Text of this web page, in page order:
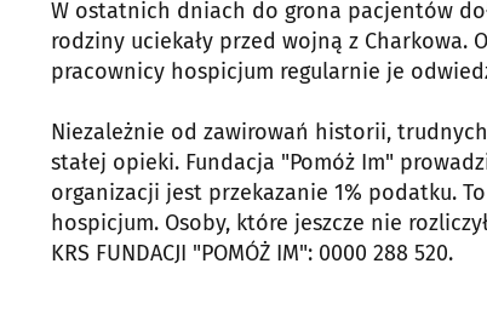
W ostatnich dniach do grona pacjentów
rodziny uciekały przed wojną z Charkowa.
pracownicy hospicjum regularnie je
Niezależnie od zawirowań historii,
stałej opieki. Fundacja "Pomóż Im"
organizacji jest przekazanie 1% podatku.
hospicjum. Osoby, które jeszcze nie
KRS FUNDACJI "POMÓŻ IM": 0000 288 520.